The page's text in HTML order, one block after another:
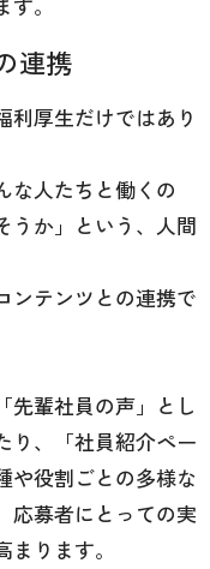
連携
利厚生だけではあり
な人たちと働くの
うか」という、人間
ンテンツとの連携で
先輩社員の声」とし
り、「社員紹介ペー
や役割ごとの多様な
応募者にとっての実
ります。